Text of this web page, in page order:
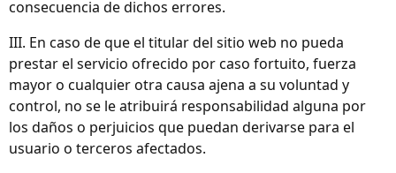
consecuencia de dichos errores.
III. En caso de que el titular del sitio web no pueda
prestar el servicio ofrecido por caso fortuito, fuerza
mayor o cualquier otra causa ajena a su voluntad y
control, no se le atribuirá responsabilidad alguna por
los daños o perjuicios que puedan derivarse para el
usuario o terceros afectados.